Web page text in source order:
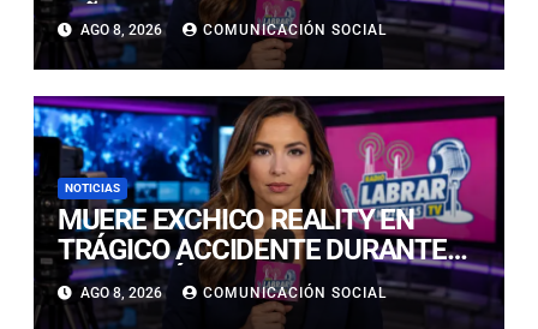
VIÑA DEL MAR: DETECTIVES LO
DETUVIERON
AGO 8, 2026 COMUNICACIÓN SOCIAL
NOTICIAS
MUERE EXCHICO REALITY EN
TRÁGICO ACCIDENTE DURANTE
GRABACIÓN DE UN COMERCIAL
EN EUROPA
AGO 8, 2026 COMUNICACIÓN SOCIAL